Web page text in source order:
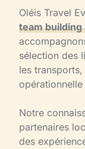
Oléis Travel
team building
sélection des
les
opérationnelle
Notre
partenaires
des